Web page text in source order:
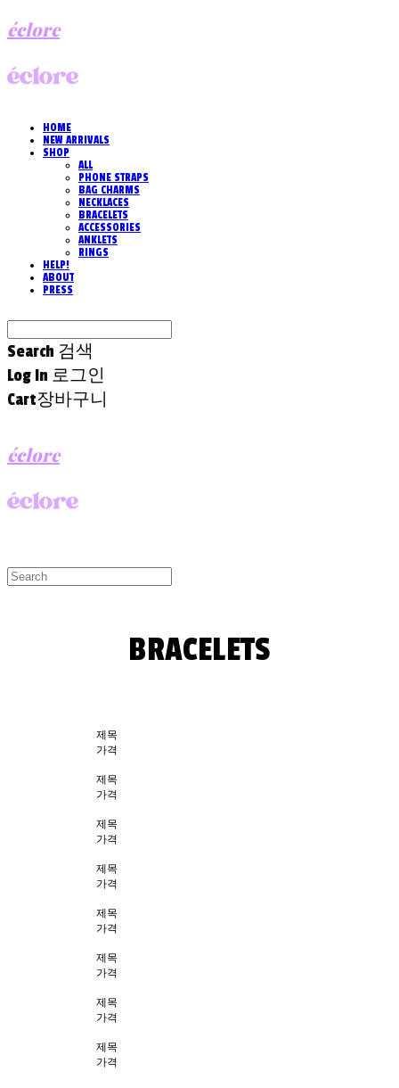
éclore
HOME
NEW ARRIVALS
SHOP
ALL
PHONE STRAPS
BAG CHARMS
NECKLACES
BRACELETS
ACCESSORIES
ANKLETS
RINGS
HELP!
ABOUT
PRESS
Search 검색
Log In 로그인
Cart장바구니
éclore
BRACELETS
제목
가격
제목
가격
제목
가격
제목
가격
제목
가격
제목
가격
제목
가격
제목
가격